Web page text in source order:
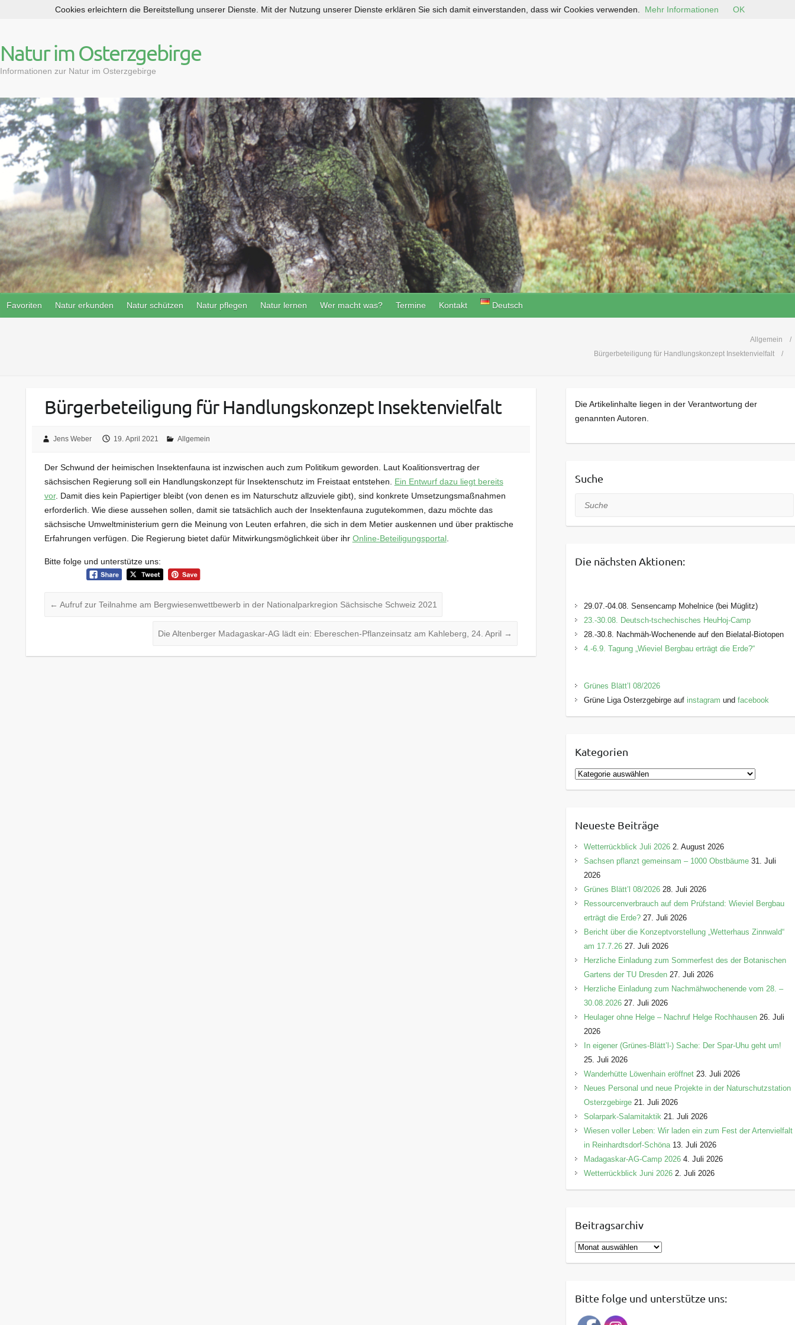
p
t
c
o
n
t
e
n
Natur im Osterzgebirge
Informationen zur Natur im Osterzgebirge
Favoriten Natur erkunden Natur schützen Natur pflegen Natur lernen Wer macht was? Termine Kontakt Deutsch
Allgemein
Bürgerbeteiligung für Handlungskonzept Insektenvielfalt
Bürgerbeteiligung für Handlungskonzept Insektenvielfalt
Jens Weber 19. April 2021 Allgemein
Der Schwund der heimischen Insektenfauna ist inzwischen auch zum Politikum geworden. Laut Koalitionsvertrag der
sächsischen Regierung soll ein Handlungskonzept für Insektenschutz im Freistaat entstehen. Ein Entwurf dazu liegt bereits
vor. Damit dies kein Papiertiger bleibt (von denen es im Naturschutz allzuviele gibt), sind konkrete Umsetzungsmaßnahmen
erforderlich. Wie diese aussehen sollen, damit sie tatsächlich auch der Insektenfauna zugutekommen, dazu möchte das
sächsische Umweltministerium gern die Meinung von Leuten erfahren, die sich in dem Metier auskennen und über praktische
Erfahrungen verfügen. Die Regierung bietet dafür Mitwirkungsmöglichkeit über ihr Online-Beteiligungsportal.
Bitte folge und unterstütze uns:
← Aufruf zur Teilnahme am Bergwiesenwettbewerb in der Nationalparkregion Sächsische Schweiz 2021
Die Altenberger Madagaskar-AG lädt ein: Ebereschen-Pflanzeinsatz am Kahleberg, 24. April →
Die Artikelinhalte liegen in der Verantwortung der
genannten Autoren.
Suche
Suche
Die nächsten Aktionen:
29.07.-04.08. Sensencamp Mohelnice (bei Müglitz)
23.-30.08. Deutsch-tschechisches HeuHoj-Camp
28.-30.8. Nachmäh-Wochenende auf den Bielatal-Biotopen
4.-6.9. Tagung „Wieviel Bergbau erträgt die Erde?“
Grünes Blätt’l 08/2026
Grüne Liga Osterzgebirge auf instagram und facebook
Kategorien
K
a
g
o
r
e
n
Neueste Beiträge
Wetterrückblick Juli 2026 2. August 2026
Sachsen pflanzt gemeinsam – 1000 Obstbäume 31. Juli
2026
Grünes Blätt’l 08/2026 28. Juli 2026
Ressourcenverbrauch auf dem Prüfstand: Wieviel Bergbau
erträgt die Erde? 27. Juli 2026
Bericht über die Konzeptvorstellung „Wetterhaus Zinnwald“
am 17.7.26 27. Juli 2026
Herzliche Einladung zum Sommerfest des der Botanischen
Gartens der TU Dresden 27. Juli 2026
Herzliche Einladung zum Nachmähwochenende vom 28. –
30.08.2026 27. Juli 2026
Heulager ohne Helge – Nachruf Helge Rochhausen 26. Juli
2026
In eigener (Grünes-Blätt’l-) Sache: Der Spar-Uhu geht um!
25. Juli 2026
Wanderhütte Löwenhain eröffnet 23. Juli 2026
Neues Personal und neue Projekte in der Naturschutzstation
Osterzgebirge 21. Juli 2026
Solarpark-Salamitaktik 21. Juli 2026
Wiesen voller Leben: Wir laden ein zum Fest der Artenvielfalt
in Reinhardtsdorf-Schöna 13. Juli 2026
Madagaskar-AG-Camp 2026 4. Juli 2026
Wetterrückblick Juni 2026 2. Juli 2026
Beitragsarchiv
B
e
rBitte folge und unterstütze uns:
Cookies erleichtern die Bereitstellung unserer Dienste. Mit der Nutzung unserer Dienste erklären Sie sich damit einverstanden, dass wir Cookies verwenden. Mehr Informationen OK